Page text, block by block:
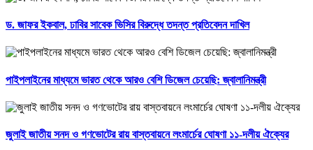
ড. জাফর ইকবাল, ঢাবির সাবেক ভিসির বিরুদ্ধে তদন্ত প্রতিবেদন দাখিল
পাইপলাইনের মাধ্যমে ভারত থেকে আরও বেশি ডিজেল চেয়েছি: জ্বালানিমন্ত্রী
জুলাই জাতীয় সনদ ও গণভোটের রায় বাস্তবায়নে লংমার্চের ঘোষণা ১১-দলীয় ঐক্যের